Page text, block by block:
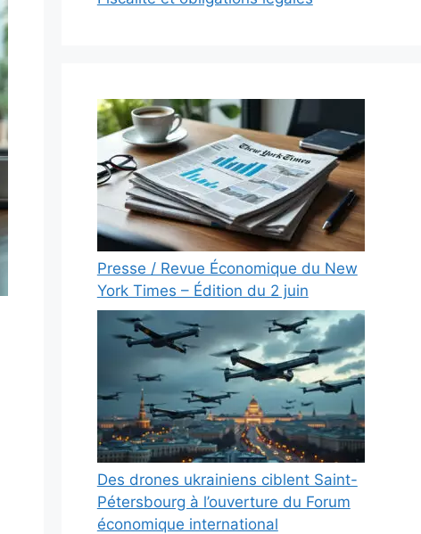
Presse / Revue Économique du New
York Times – Édition du 2 juin
Des drones ukrainiens ciblent Saint-
Pétersbourg à l’ouverture du Forum
économique international